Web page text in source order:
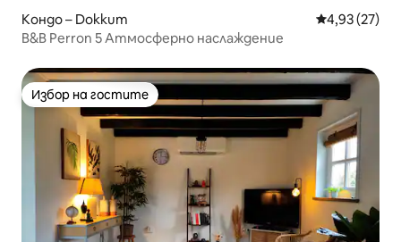
Кондо – Dokkum Средна
4,93 (27)
B&B Perron 5 Атмосферно наслаждение
Избор на гостите
Избор на гостите